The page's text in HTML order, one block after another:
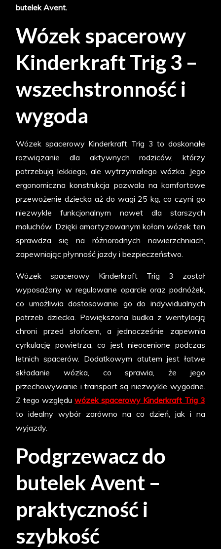
butelek Avent.
Wózek spacerowy
Kinderkraft Trig 3 –
wszechstronność i
wygoda
Wózek spacerowy Kinderkraft Trig 3 to doskonałe
rozwiązanie dla aktywnych rodziców, którzy
potrzebują lekkiego, ale wytrzymałego wózka. Jego
ergonomiczna konstrukcja pozwala na komfortowe
przewożenie dziecka aż do wagi 25 kg, co czyni go
niezwykle funkcjonalnym nawet dla starszych
maluchów. Dzięki amortyzowanym kołom wózek ten
sprawdza się na różnorodnych nawierzchniach,
zapewniając płynność jazdy i bezpieczeństwo.
Wózek spacerowy Kinderkraft Trig 3 został
wyposażony w regulowane oparcie oraz podnóżek,
co umożliwia dostosowanie go do indywidualnych
potrzeb dziecka. Powiększona budka z wentylacją
chroni przed słońcem, a jednocześnie zapewnia
cyrkulację powietrza, co jest nieocenione podczas
letnich spacerów. Dodatkowym atutem jest łatwe
składanie wózka, co sprawia, że jego
przechowywanie i transport są niezwykle wygodne.
Z tego względuwózek spacerowy Kinderkraft Trig 3
to idealny wybór zarówno na co dzień, jak i na
wyjazdy.
Podgrzewacz do
butelek Avent –
praktyczność i
szybkość